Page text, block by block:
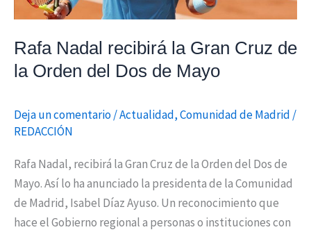
Rafa Nadal recibirá la Gran Cruz de
la Orden del Dos de Mayo
Deja un comentario/Actualidad,Comunidad de Madrid /
REDACCIÓN
Rafa Nadal, recibirá la Gran Cruz de la Orden del Dos de
Mayo. Así lo ha anunciado la presidenta de la Comunidad
de Madrid, Isabel Díaz Ayuso. Un reconocimiento que
hace el Gobierno regional a personas o instituciones con
Orden
Dos
de